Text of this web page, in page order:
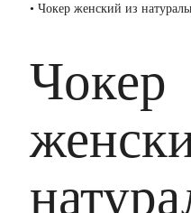
• Чокер женский из
Чокер